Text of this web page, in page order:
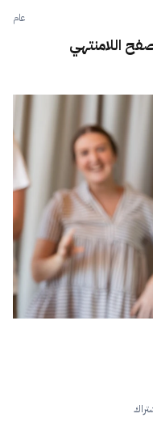
عام
اللامنتهي